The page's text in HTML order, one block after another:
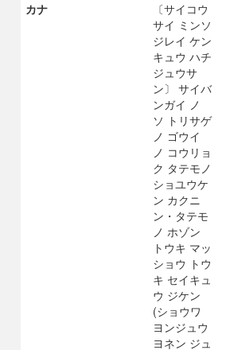
カナ
〔サイコウ
サイ ミンソ
ジレイ ケン
キュウ ハチ
ジュウサ
ン〕 サイバ
ンガイ ノ
ソ トリサゲ
ノ ゴウイ
ノ コウリョ
ク タテモノ
ショユウケ
ン カクニ
ン・タテモ
ノ ホゾン
トウキ マッ
ショウ トウ
キ セイキュ
ウ ジケン
(ショウワ
ヨンジュウ
ヨネン ジュ